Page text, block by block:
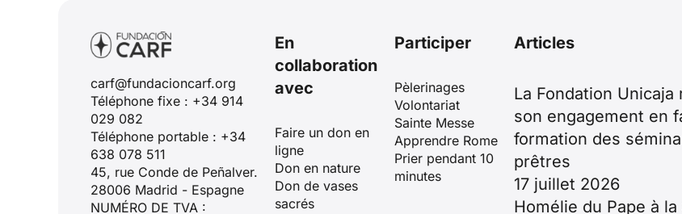
carf@fundacioncarf.org
Téléphone fixe : +34 914
029 082
Téléphone portable : +34
638 078 511
45, rue Conde de Peñalver.
28006 Madrid - Espagne
NUMÉRO DE TVA :
En
collaboration
avec
Faire un don en
ligne
Don en nature
Don de vases
sacrés
Participer
Pèlerinages
Volontariat
Sainte Messe
Apprendre Rome
Prier pendant 10
minutes
Articles
La Fondation Unicaja
son engagement en
formation des
prêtres
17 juillet 2026
Homélie du Pape à la